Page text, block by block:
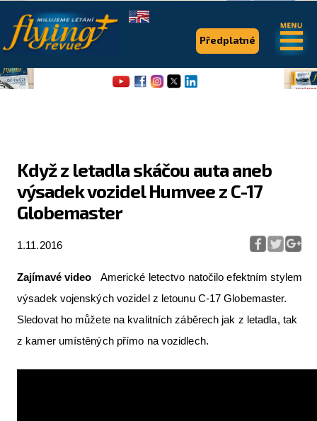
Když z letadla skáčou auta aneb
výsadek vozidel Humvee z C-17
Globemaster
1.11.2016
Zajímavé video Americké letectvo natočilo efektním stylem
výsadek vojenských vozidel z letounu C-17 Globemaster.
Sledovat ho můžete na kvalitních záběrech jak z letadla, tak
z kamer umístěných přímo na vozidlech.
Předplatné
.
Flying Revue
Pro piloty
Série & speciály